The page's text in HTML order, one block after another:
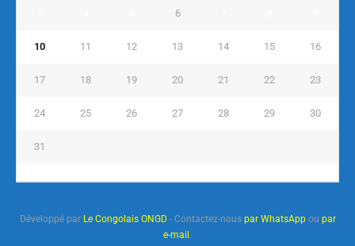
6
10 11 12 13 14 15 16
17 18 19 20 21 22 23
24 25 26 27 28 29 30
31
Développé par Le Congolais ONGD- Contactez-nous par WhatsAppou par
e-mail.